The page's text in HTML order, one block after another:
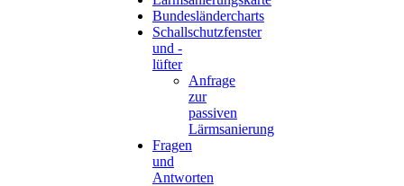
Bundesländercharts
Schallschutzfenster
und -
lüfter
Anfrage
zur
passiven
Lärmsanierung
Fragen
und
Antworten